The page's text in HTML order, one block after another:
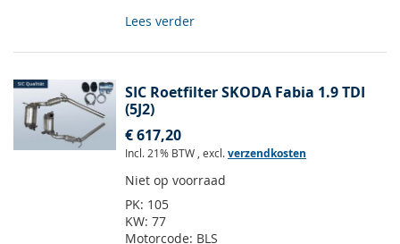
Lees verder
SIC Roetfilter SKODA Fabia 1.9 TDI
(5J2)
€ 617,20
Incl. 21% BTW , excl.verzendkosten
Niet op voorraad
PK: 105
KW: 77
Motorcode: BLS